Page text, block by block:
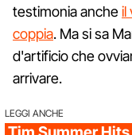
testimonia ancheil
coppia. Ma si sa
d'artificio che
arrivare.
LEGGI ANCHE